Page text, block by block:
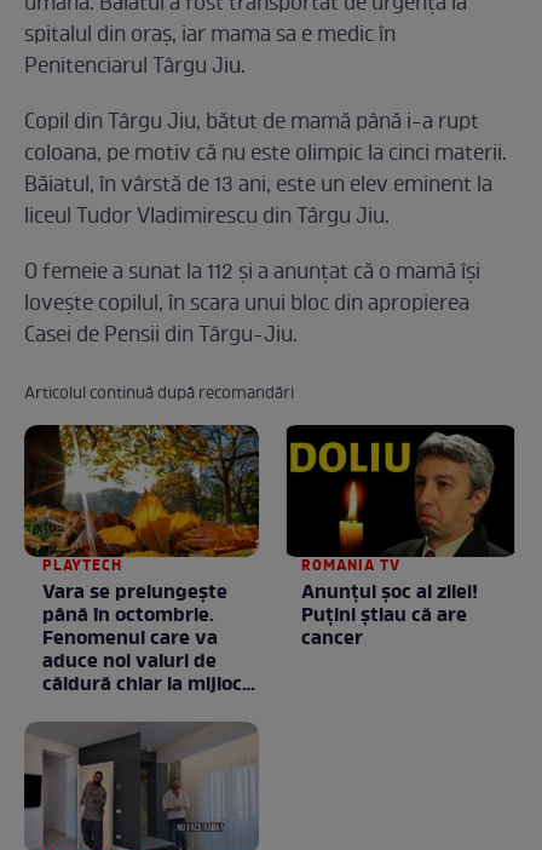
spitalul din oraş, iar mama sa e medic în
Penitenciarul Târgu Jiu.
Copil din Târgu Jiu, bătut de mamă până i-a rupt
coloana, pe motiv că nu este olimpic la cinci materii.
Băiatul, în vârstă de 13 ani, este un elev eminent la
liceul Tudor Vladimirescu din Târgu Jiu.
O femeie a sunat la 112 și a anunțat că o mamă își
lovește copilul, în scara unui bloc din apropierea
Casei de Pensii din Târgu-Jiu.
Articolul continuă după recomandări
PLAYTECH
Vara se prelungeşte
până în octombrie.
Fenomenul care va
aduce noi valuri de
căldură chiar la mijlocul
ROMANIA TV
Anunţul şoc al zilei!
Puţini ştiau că are
cancer